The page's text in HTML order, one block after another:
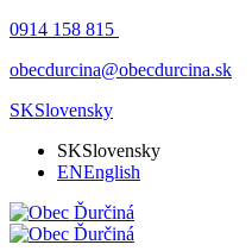
0914 158 815
obecdurcina@obecdurcina.sk
SKSlovensky
SKSlovensky
ENEnglish